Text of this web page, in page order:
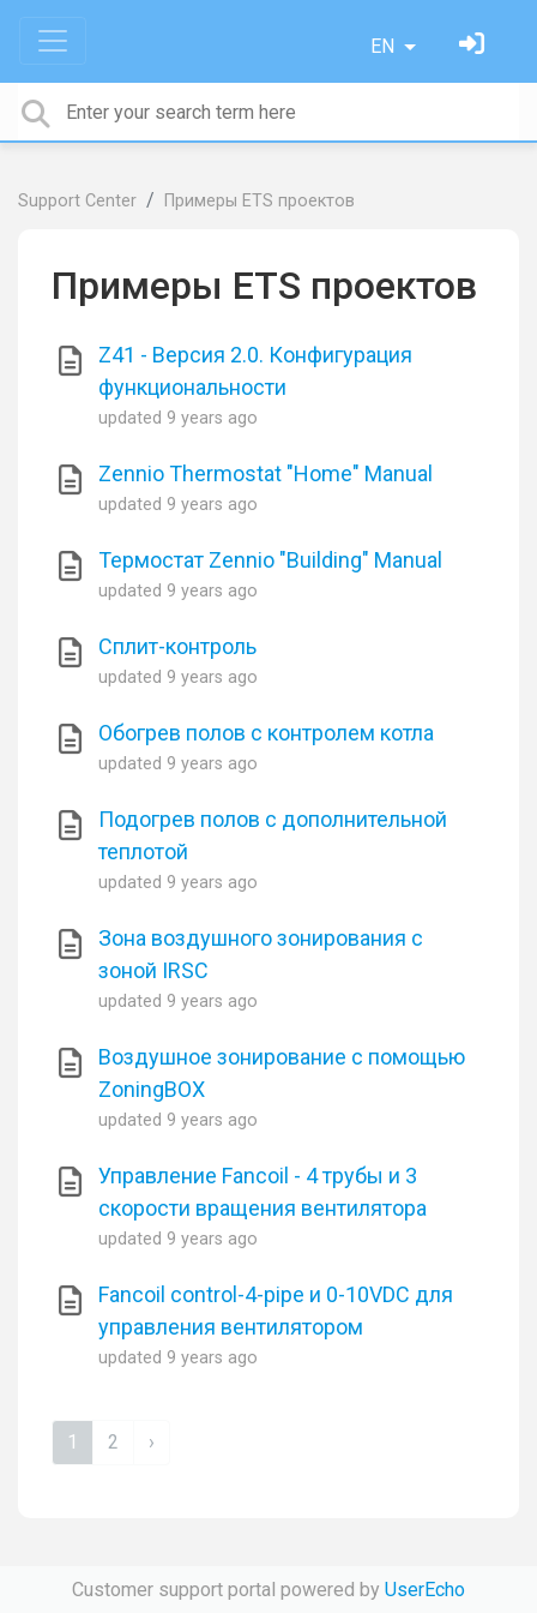
EN
Support Center Примеры ETS проектов
Примеры ETS проектов
Z41 - Версия 2.0. Конфигурация
функциональности
updated 9 years ago
Zennio Thermostat "Home" Manual
updated 9 years ago
Термостат Zennio "Building" Manual
updated 9 years ago
Сплит-контроль
updated 9 years ago
Обогрев полов с контролем котла
updated 9 years ago
Подогрев полов с дополнительной
теплотой
updated 9 years ago
Зона воздушного зонирования с
зоной IRSC
updated 9 years ago
Воздушное зонирование с помощью
ZoningBOX
updated 9 years ago
Управление Fancoil - 4 трубы и 3
скорости вращения вентилятора
updated 9 years ago
Fancoil control-4-pipe и 0-10VDC для
управления вентилятором
updated 9 years ago
1 2 ›
Customer support portal powered by UserEcho